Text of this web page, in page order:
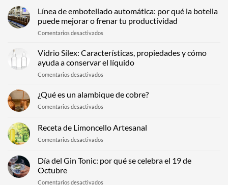
Línea de embotellado automática: por qué la botella
puede mejorar o frenar tu productividad
Comentarios desactivados
embotellado
automática:
por
la
botella
puede
o
Vidrio Sílex: Características, propiedades y cómo
ayuda a conservar el líquido
Comentarios desactivados
Características,
propiedades
cómo
a
el
¿Qué es un alambique de cobre?
Comentarios desactivados
un
alambique
Receta de Limoncello Artesanal
Comentarios desactivados
Limoncello
Día del Gin Tonic: por qué se celebra el 19 de
Octubre
Comentarios desactivados